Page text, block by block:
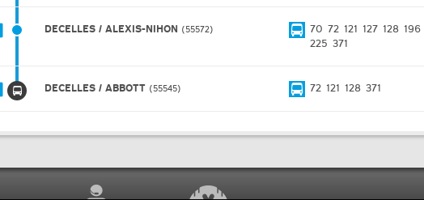
DECELLES / ALEXIS-NIHON 55572 70 72 121 127 128 196
225 371
DECELLES / ABBOTT 55545 72 121 128 371